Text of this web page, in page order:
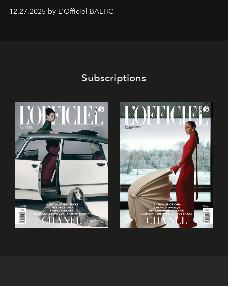
предоставляющая возможности, поддержку и
решения для дизайнеров и молодых брендов.
12.27.2025 by L'Officiel BALTIC
Subscriptions